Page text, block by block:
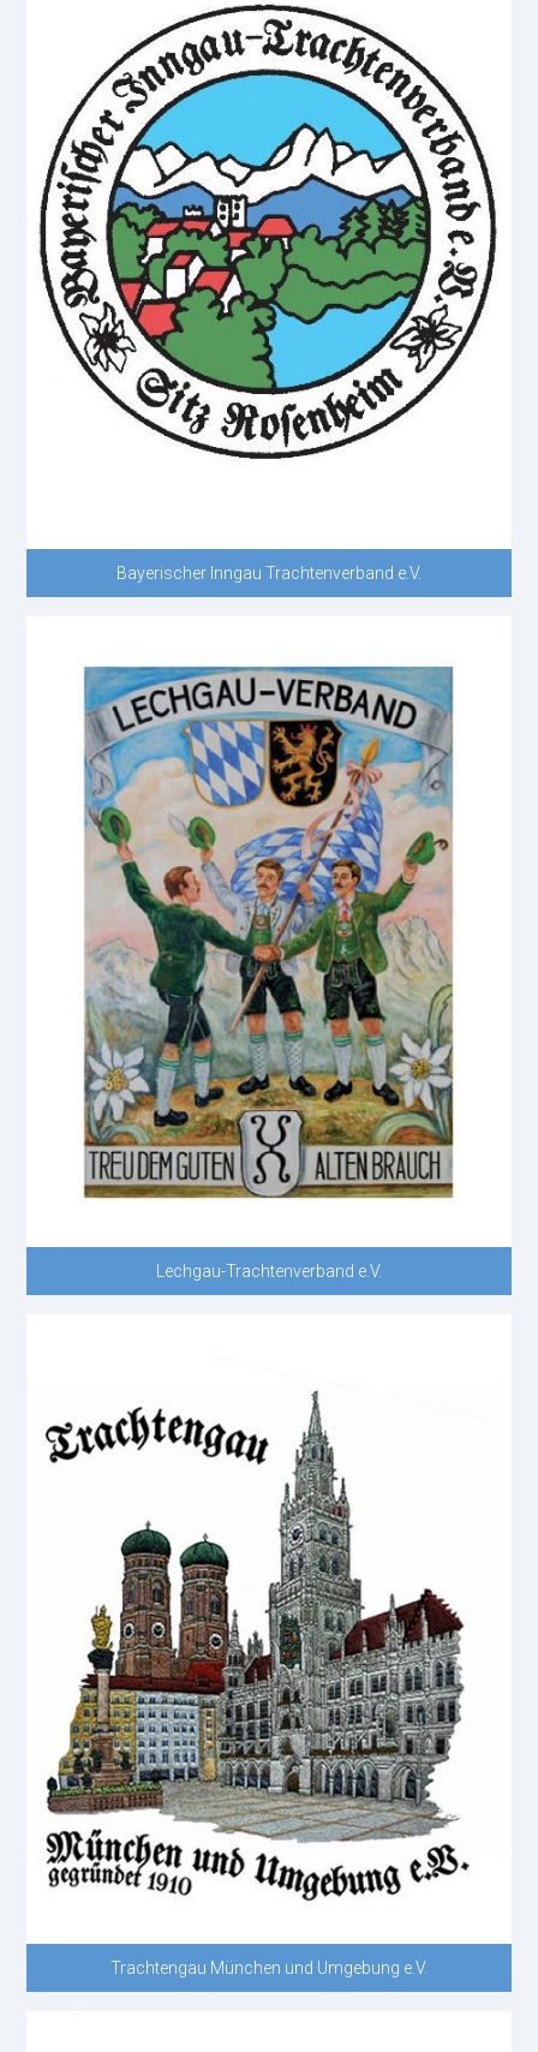
Bayerischer Inngau Trachtenverband e.V.
Lechgau-Trachtenverband e.V.
Trachtengau München und Umgebung e.V.